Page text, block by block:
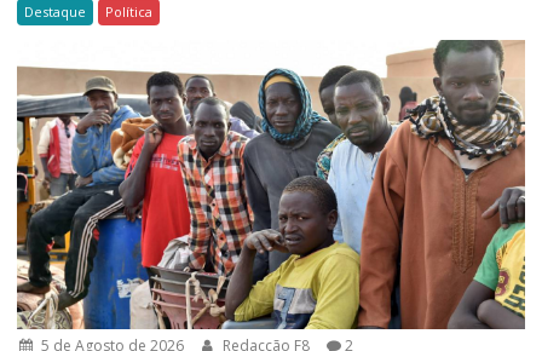
Destaque Política
5 de Agosto de 2026 Redacção F8 2